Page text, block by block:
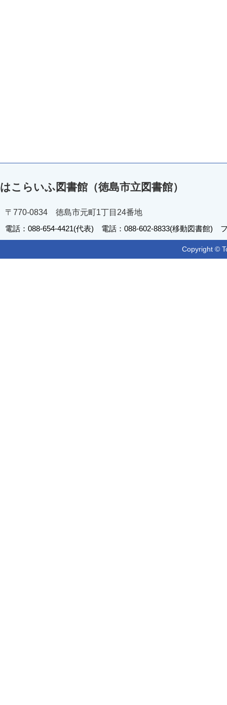
はこらいふ図書館（徳島市立図書館）
〒770-0834 徳島市元町1丁目24番地
電話：088-654-4421(代表) 電話：088-602-8833(移動図書館)
Copyright ©